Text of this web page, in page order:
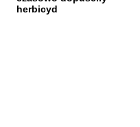
herbicyd